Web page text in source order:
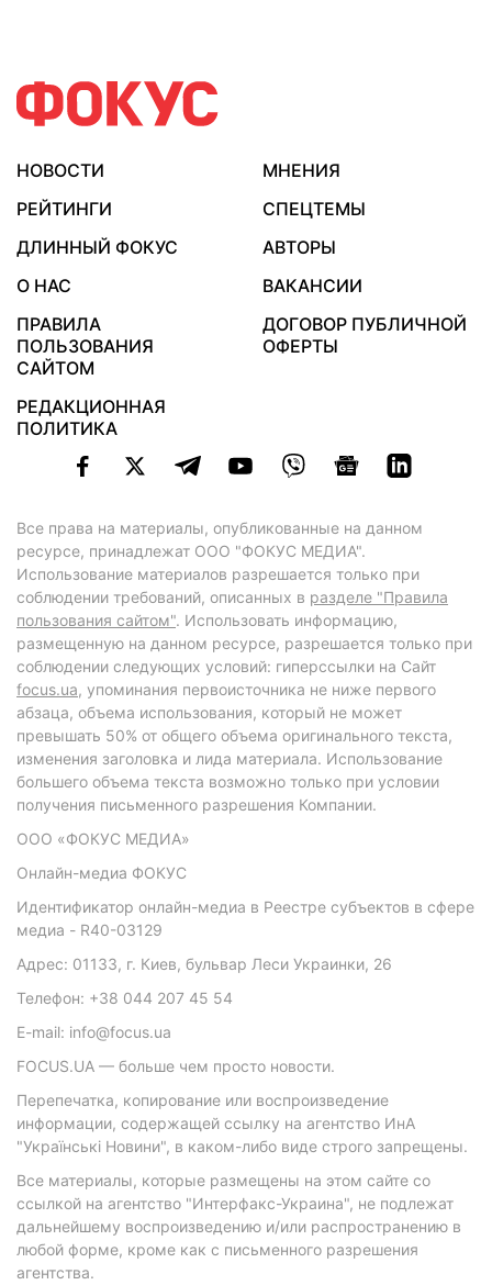
НОВОСТИ
МНЕНИЯ
РЕЙТИНГИ
СПЕЦТЕМЫ
ДЛИННЫЙ ФОКУС
АВТОРЫ
О НАС
ВАКАНСИИ
ПРАВИЛА
ПОЛЬЗОВАНИЯ
САЙТОМ
ДОГОВОР ПУБЛИЧНОЙ
ОФЕРТЫ
РЕДАКЦИОННАЯ
ПОЛИТИКА
Все права на материалы, опубликованные на данном
ресурсе, принадлежат ООО "ФОКУС МЕДИА".
Использование материалов разрешается только при
соблюдении требований, описанных в разделе "Правила
пользования сайтом". Использовать информацию,
размещенную на данном ресурсе, разрешается только при
соблюдении следующих условий: гиперссылки на Сайт
focus.ua, упоминания первоисточника не ниже первого
абзаца, объема использования, который не может
превышать 50% от общего объема оригинального текста,
изменения заголовка и лида материала. Использование
большего объема текста возможно только при условии
получения письменного разрешения Компании.
ООО «ФОКУС МЕДИА»
Онлайн-медиа ФОКУС
Идентификатор онлайн-медиа в Реестре субъектов в сфере
медиа - R40-03129
Адрес: 01133, г. Киев, бульвар Леси Украинки, 26
Телефон: +38 044 207 45 54
E-mail: info@focus.ua
FOCUS.UA — больше чем просто новости.
Перепечатка, копирование или воспроизведение
информации, содержащей ссылку на агентство ИнА
"Українські Новини", в каком-либо виде строго запрещены.
Все материалы, которые размещены на этом сайте со
ссылкой на агентство "Интерфакс-Украина", не подлежат
дальнейшему воспроизведению и/или распространению в
любой форме, кроме как с письменного разрешения
агентства.